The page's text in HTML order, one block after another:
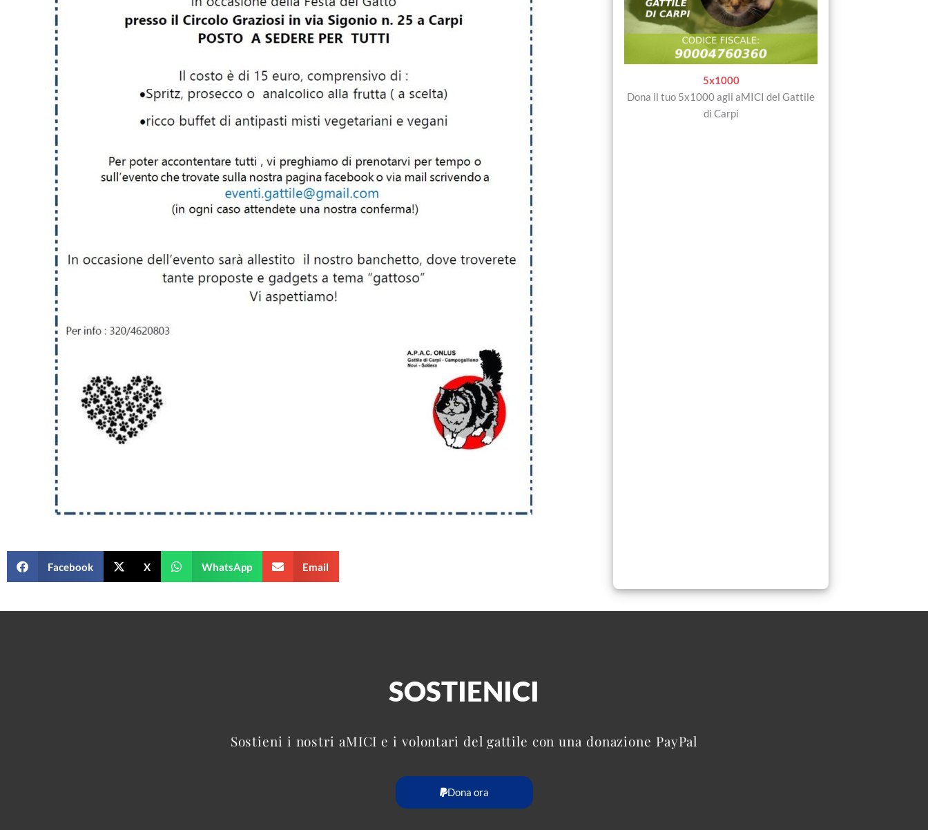
Facebook X WhatsApp Email
5x1000
Dona il tuo 5x1000 agli aMICI del Gattile
di Carpi
SOSTIENICI
Sostieni i nostri aMICI e i volontari del gattile con una donazione PayPal
Dona ora